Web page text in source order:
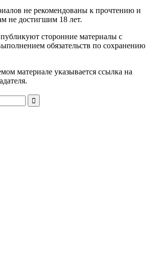
не рекомендованы к прочтению и
не достигшим 18 лет.
сторонние материалы с
обязательств по сохранению
материале указывается ссылка на